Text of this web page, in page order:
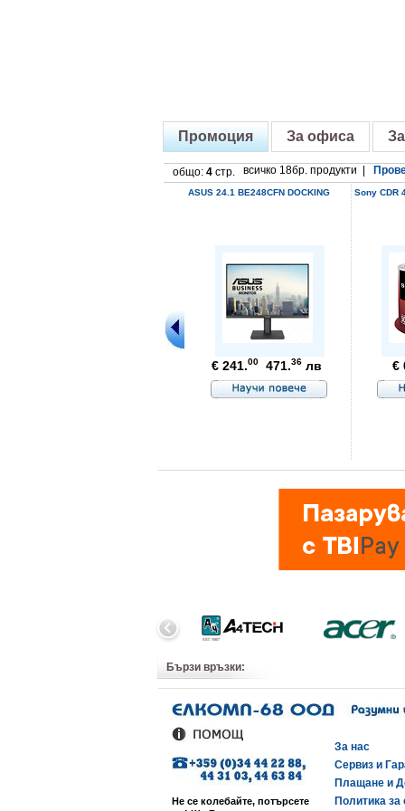
Промоция За офиса
общо: 4стр. всичко 18бр. продукти |
ASUS 24.1 BE248CFN DOCKING
€ 241.00 471.36 лв
Sony CDR
€
Бързи връзки:
Не се колебайте, потърсете
За нас
Сервиз и
Плащане и
Политика за